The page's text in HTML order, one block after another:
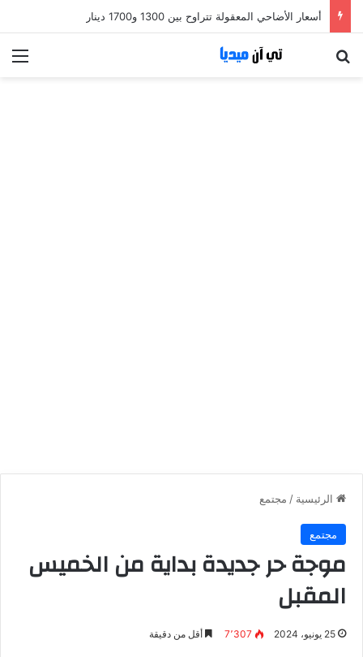
أسعار الأضاحي المعقولة تتراوح بين 1300 و1700 دينار
الرئيسية / مجتمع
مجتمع
موجة حر جديدة بداية من الخميس
المقبل
25 يونيو، 2024 7٬307 أقل من دقيقة